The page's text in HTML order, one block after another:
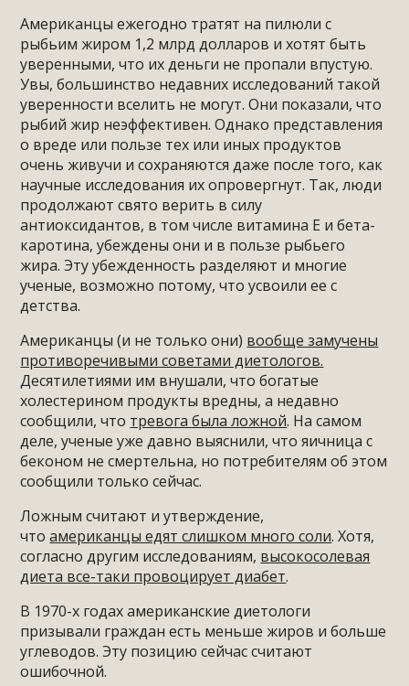
Американцы ежегодно тратят на пилюли с
рыбьим жиром 1,2 млрд долларов и хотят быть
уверенными, что их деньги не пропали впустую.
Увы, большинство недавних исследований такой
уверенности вселить не могут. Они показали, что
рыбий жир неэффективен. Однако представления
о вреде или пользе тех или иных продуктов
очень живучи и сохраняются даже после того, как
научные исследования их опровергнут. Так, люди
продолжают свято верить в силу
антиоксидантов, в том числе витамина Е и бета-
каротина, убеждены они и в пользе рыбьего
жира. Эту убежденность разделяют и многие
ученые, возможно потому, что усвоили ее с
детства.
Американцы (и не только они) вообще замучены
противоречивыми советами диетологов.
Десятилетиями им внушали, что богатые
холестерином продукты вредны, а недавно
сообщили, что тревога была ложной. На самом
деле, ученые уже давно выяснили, что яичница с
беконом не смертельна, но потребителям об этом
сообщили только сейчас.
Ложным считают и утверждение,
чтоамериканцы едят слишком много соли. Хотя,
согласно другим исследованиям, высокосолевая
диета все-таки провоцирует диабет.
В 1970-х годах американские диетологи
призывали граждан есть меньше жиров и больше
углеводов. Эту позицию сейчас считают
ошибочной.